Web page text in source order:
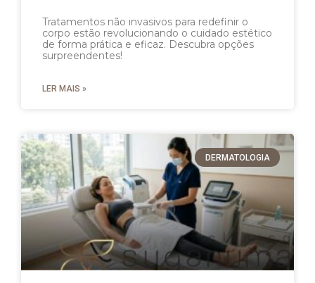
Tratamentos não invasivos para redefinir o
corpo estão revolucionando o cuidado estético
de forma prática e eficaz. Descubra opções
surpreendentes!
LER MAIS »
DERMATOLOGIA